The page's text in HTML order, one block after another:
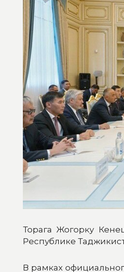
Торага Жогорку
Республике
В рамках